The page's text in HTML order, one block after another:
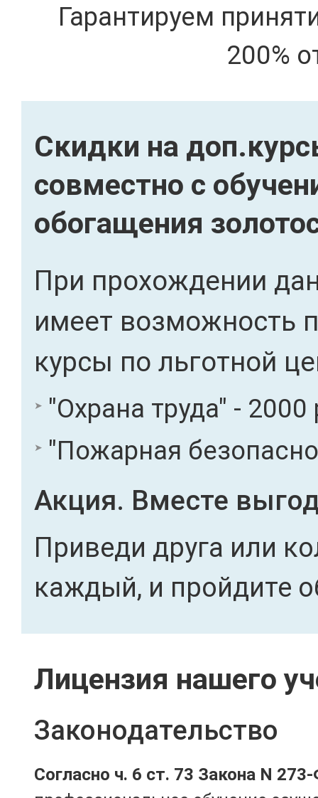
Гарантируем
200%
Скидки на
совместно с
обогащения
При прохождении
имеет возможность
курсы по льготной
"Охрана труда" - 2000
"Пожарная
Акция. Вместе
Приведи друга или
каждый, и пройдите
Лицензия нашего
Законодательство
Согласно ч. 6 ст. 73 Закона N